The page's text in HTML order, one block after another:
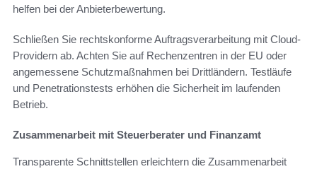
helfen bei der Anbieterbewertung.
Schließen Sie rechtskonforme Auftragsverarbeitung mit Cloud-
Providern ab. Achten Sie auf Rechenzentren in der EU oder
angemessene Schutzmaßnahmen bei Drittländern. Testläufe
und Penetrationstests erhöhen die Sicherheit im laufenden
Betrieb.
Zusammenarbeit mit Steuerberater und Finanzamt
Transparente Schnittstellen erleichtern die Zusammenarbeit